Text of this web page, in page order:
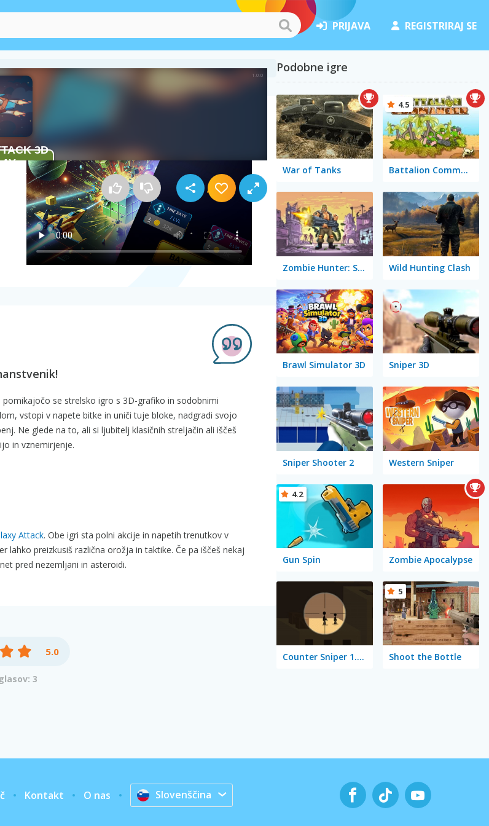
PRIJAVA REGISTRIRAJ SE
3
Kako igrati Star Attack 3D
se strelsko igro s 3D-grafiko in sodobnimi
vstopi v napete bitke in uniči tuje bloke, nadgradi svojo
Ne glede na to, ali si ljubitelj klasičnih streljačin ali iščeš
in vznemirjenje.
Attack. Obe igri sta polni akcije in napetih trenutkov v
lahko preizkusiš različna orožja in taktike. Če pa iščeš nekaj
pred nezemljani in asteroidi.
5.0
3
Podobne igre
War of Tanks Battalion Commander
4.5
Zombie Hunter: Survival Wild Hunting Clash
Brawl Simulator 3D Sniper 3D
Sniper Shooter 2 Western Sniper
Gun Spin
4.2
Zombie Apocalypse
Counter Sniper 1.6: Egypt Shoot the Bottle
5
Kontakt O nas Slovenščina